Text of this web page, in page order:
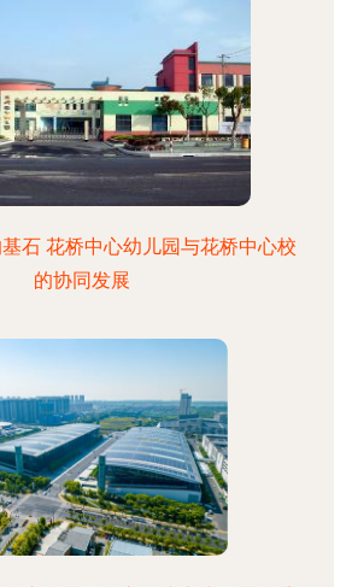
石 花桥中心幼儿园与花桥中心校
的协同发展